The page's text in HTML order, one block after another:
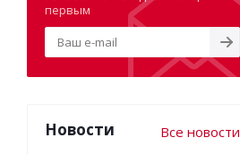
первым
Новости Все новости